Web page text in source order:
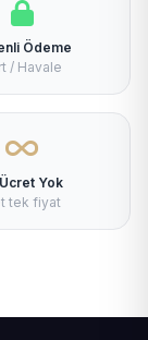
Ödeme
/ Havale
Yok
tek fiyat